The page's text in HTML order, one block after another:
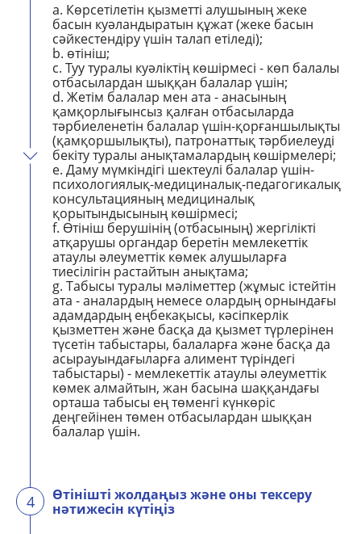
a. Көрсетілетін қызметті алушының жеке
басын куәландыратын құжат (жеке басын
сәйкестендіру үшін талап етіледі);
b. өтініш;
c. Туу туралы куәліктің көшірмесі - көп балалы
отбасылардан шыққан балалар үшін;
d. Жетім балалар мен ата - анасының
қамқорлығынсыз қалған отбасыларда
тәрбиеленетін балалар үшін-қорғаншылықты
(қамқоршылықты), патронаттық тәрбиелеуді
бекіту туралы анықтамалардың көшірмелері;
e. Даму мүмкіндігі шектеулі балалар үшін-
психологиялық-медициналық-педагогикалық
консультацияның медициналық
қорытындысының көшірмесі;
f. Өтініш берушінің (отбасының) жергілікті
атқарушы органдар беретін мемлекеттік
атаулы әлеуметтік көмек алушыларға
тиесілігін растайтын анықтама;
g. Табысы туралы мәліметтер (жұмыс істейтін
ата - аналардың немесе олардың орнындағы
адамдардың еңбекақысы, кәсіпкерлік
қызметтен және басқа да қызмет түрлерінен
түсетін табыстары, балаларға және басқа да
асырауындағыларға алимент түріндегі
табыстары) - мемлекеттік атаулы әлеуметтік
көмек алмайтын, жан басына шаққандағы
орташа табысы ең төменгі күнкөріс
деңгейінен төмен отбасылардан шыққан
балалар үшін.
4
Өтінішті жолдаңыз және оны тексеру
нәтижесін күтіңіз